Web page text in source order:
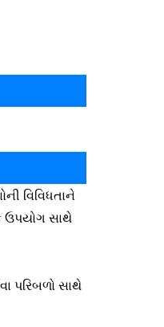
વિવિધતાને
ઉપયોગ સાથે
પરિબળો સાથે